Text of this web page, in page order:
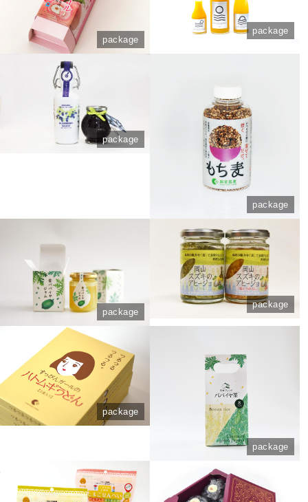
package
package
package
package
package
package
package
package